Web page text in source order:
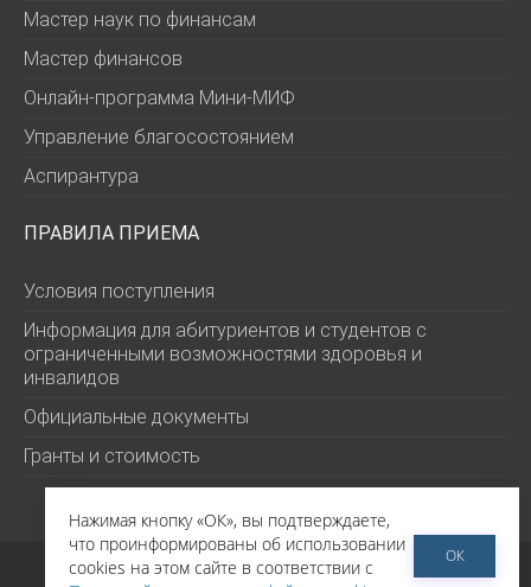
Мастер наук по финансам
Мастер финансов
Онлайн-программа Мини-МИФ
Управление благосостоянием
Аспирантура
ПРАВИЛА ПРИЕМА
Условия поступления
Информация для абитуриентов и студентов с
ограниченными возможностями здоровья и
инвалидов
Официальные документы
Гранты и стоимость
© РЭШ 2026
Политика обработки персональных данных
Нажимая кнопку «ОК», вы подтверждаете,
что проинформированы об использовании
cookies на этом сайте в соответствии с
ОК